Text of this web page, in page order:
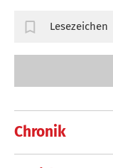
Chronik
Lesezeichen